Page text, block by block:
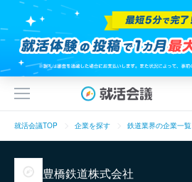
就活会議TOP 企業を探す 鉄道業界の企業一覧
豊橋鉄道株式会社